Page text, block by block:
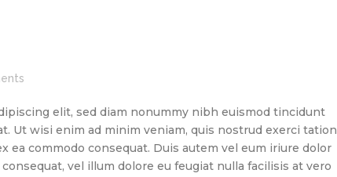
elit, sed diam nonummy nibh euismod tincidunt
Ut wisi enim ad minim veniam, quis nostrud exerci tation
commodo consequat. Duis autem vel eum iriure dolor
vel illum dolore eu feugiat nulla facilisis at vero